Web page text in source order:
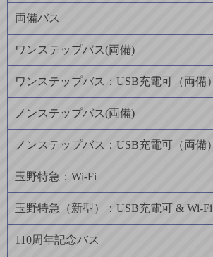
両備バス
ワンステップバス(両備)
ワンステップバス：USB充電可（両備）
ノンステップバス(両備)
ノンステップバス：USB充電可（両備）
玉野特急：Wi-Fi
玉野特急（新型）：USB充電可 & Wi-Fi
110周年記念バス